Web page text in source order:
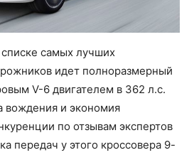
самых лучших
идет полноразмерный
V-6 двигателем в 362 л.с.
вождения и экономия
по отзывам экспертов
передач у этого кроссовера 9-